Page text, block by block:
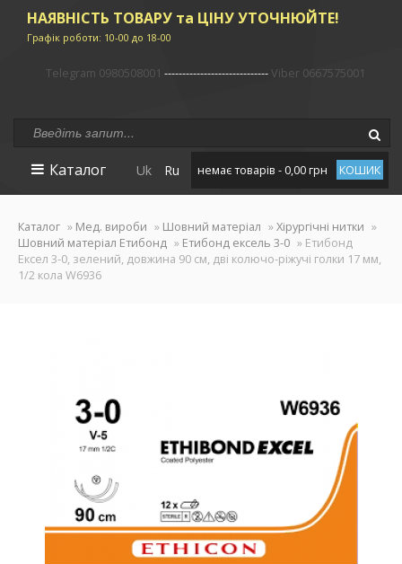
НАЯВНІСТЬ ТОВАРУ та ЦІНУ УТОЧНЮЙТЕ!
Графік роботи: 10-00 до 18-00
Telegram 0980508001 -----------------------------Viber 0667575001
Uk Ru немає товарів - 0,00 грн КОШИК
Каталог
Каталог » Мед. вироби » Шовний матеріал »Хірургічні нитки »
Шовний матеріал Етибонд » Етибонд ексель 3-0 » Етибонд
Ексел 3-0, зелений, довжина 90 см, дві колючо-ріжучі голки 17 мм,
1/2 кола W6936